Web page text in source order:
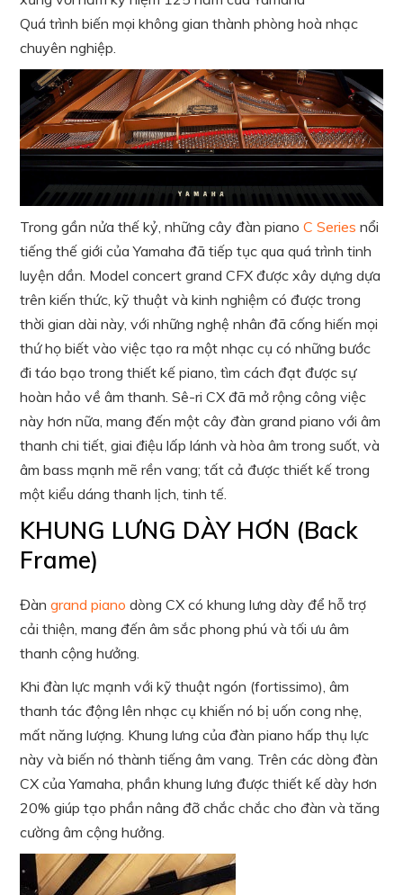
Quá trình biến mọi không gian thành phòng hoà nhạc
chuyên nghiệp.
Trong gần nửa thế kỷ, những cây đàn pianoC Series nổi
tiếng thế giới của Yamaha đã tiếp tục qua quá trình tinh
luyện dần. Model concert grand CFX được xây dựng dựa
trên kiến ​​thức, kỹ thuật và kinh nghiệm có được trong
thời gian dài này, với những nghệ nhân đã cống hiến mọi
thứ họ biết vào việc tạo ra một nhạc cụ có những bước
đi táo bạo trong thiết kế piano, tìm cách đạt được sự
hoàn hảo về âm thanh. Sê-ri CX đã mở rộng công việc
này hơn nữa, mang đến một cây đàn grand piano với âm
thanh chi tiết, giai điệu lấp lánh và hòa âm trong suốt, và
âm bass mạnh mẽ rền vang; tất cả được thiết kế trong
một kiểu dáng thanh lịch, tinh tế.
KHUNG LƯNG DÀY HƠN (Back
Frame)
Đàngrand piano dòng CX có khung lưng dày để hỗ trợ
cải thiện, mang đến âm sắc phong phú và tối ưu âm
thanh cộng hưởng.
Khi đàn lực mạnh với kỹ thuật ngón (fortissimo), âm
thanh tác động lên nhạc cụ khiến nó bị uốn cong nhẹ,
mất năng lượng. Khung lưng của đàn piano hấp thụ lực
này và biến nó thành tiếng âm vang. Trên các dòng đàn
CX của Yamaha, phần khung lưng được thiết kế dày hơn
20% giúp tạo phần nâng đỡ chắc chắc cho đàn và tăng
cường âm cộng hưởng.